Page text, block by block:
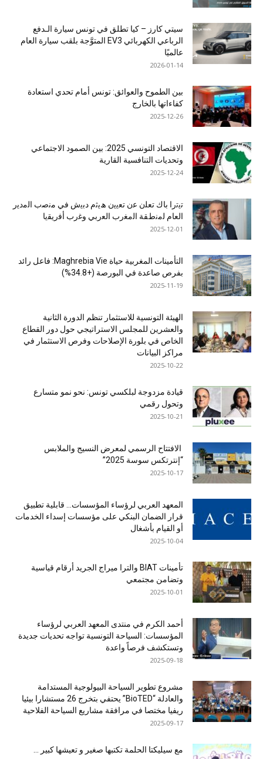
سيتي كارز – كيا تطلق في تونس سيارة الـدفع
الرباعي الكهربائي EV3 المتوَّجة بلقب سيارة العام
عالميًا
2026-01-14
بين الطموح والعوائق: تونس أمام تحدي استعادة
كفاءاتها بالخارج
2025-12-26
الاقتصاد التونسي 2025: بين الصمود الاجتماعي
وتحديات التنافسية القارية
2025-12-24
ﺗﯾﺗرا ﺑﺎك ﺗﻌﻠن ﻋن ﺗﻌﯾﯾن ھﯾﺛم دﺑﯾش ﻓﻲ ﻣﻧﺻب اﻟﻣدﯾر
اﻟﻌﺎم ﻟﻣﻧطﻘﺔ اﻟﻣﻐرب اﻟﻌرﺑﻲ وﻏرب أﻓرﯾﻘﯾﺎ
2025-12-01
التأمينات المغربية حياة Maghrebia Vie: فاعل رائد
بفرص صاعدة في البورصة (+34.8%)
2025-11-19
الهيئة التونسية للاستثمار تنظم الدورة الثانية
والعشرين للمجلس الاستراتيجي حول دور القطاع
الخاص في بلورة الإصلاحات وفرص الاستثمار في
مراكز البيانات
2025-10-22
قيادة مزدوجة لبلكسي تونس: نحو نمو متسارع
وتحول رقمي
2025-10-21
الافتتاح الرسمي لمعرض النسيج والملابس
“إنترتكس سوسة 2025”
2025-10-17
المعهد العربي لرؤساء المؤسسات… قابلية تطبيق
قرار الضمان البنكي على مؤسسات إسداء الخدمات
أو القيام بأشغال
2025-10-04
تأمينات BIAT والترا ميراج الجريد أرقام قياسية
وتضامن مجتمعي
2025-10-01
أحمد الكرم في منتدى المعهد العربي لرؤساء
المؤسسات: السياحة التونسية تواجه تحديات جديدة
وتستكشف فرصاً واعدة
2025-09-18
مشروع تطوير السياحة البيولوجية المستدامة
والعادلة “BioTED” يحتفي بتخرج 26 مستشارا بيئيا
ريفيا مختصا في مرافقة مشاريع السياحة الفلاحية
2025-09-17
مع سيليكتا الحلمة تكتبها صغير و تعيشها كبير …